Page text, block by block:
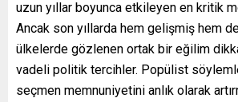
uzun yıllar boyunca etkileyen en kritik
Ancak son yıllarda hem gelişmiş hem
ülkelerde gözlenen ortak bir eğilim
vadeli politik tercihler. Popülist
seçmen memnuniyetini anlık olarak